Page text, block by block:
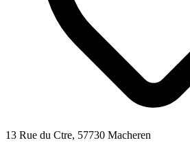
13 Rue du Ctre, 57730 Macheren